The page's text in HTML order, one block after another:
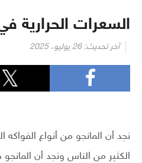
السعرات الحرارية
آخر تحديث: 26 يوليو، 2025
نجد أن المانجو من أنواع الفواكه
الكثير من الناس ونجد أن